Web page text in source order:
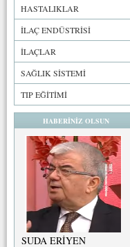
HASTALIKLAR
İLAÇ ENDÜSTRİSİ
İLAÇLAR
SAĞLIK SİSTEMİ
TIP EĞİTİMİ
HABERİNİZ OLSUN
SUDA ERİYEN